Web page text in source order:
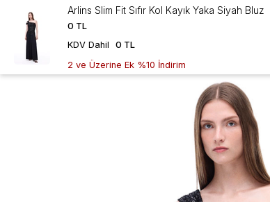
Arlins Slim Fit Sıfır Kol Kayık Yaka Siyah Bluz
0 TL
KDV Dahil 0 TL
2 ve Üzerine Ek %10 İndirim